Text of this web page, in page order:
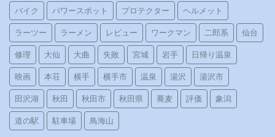
バイク パワースポット プロテクター ヘルメット
ラーツー ラーメン レビュー ワークマン 二郎系 仙台
修理 大仙 大曲 失敗 宮城 岩手 日帰り温泉
映画 本荘 横手 横手市 温泉 湯沢 湯沢市
田沢湖 秋田 秋田市 秋田県 蕎麦 評価 象潟
道の駅 駐車場 鳥海山